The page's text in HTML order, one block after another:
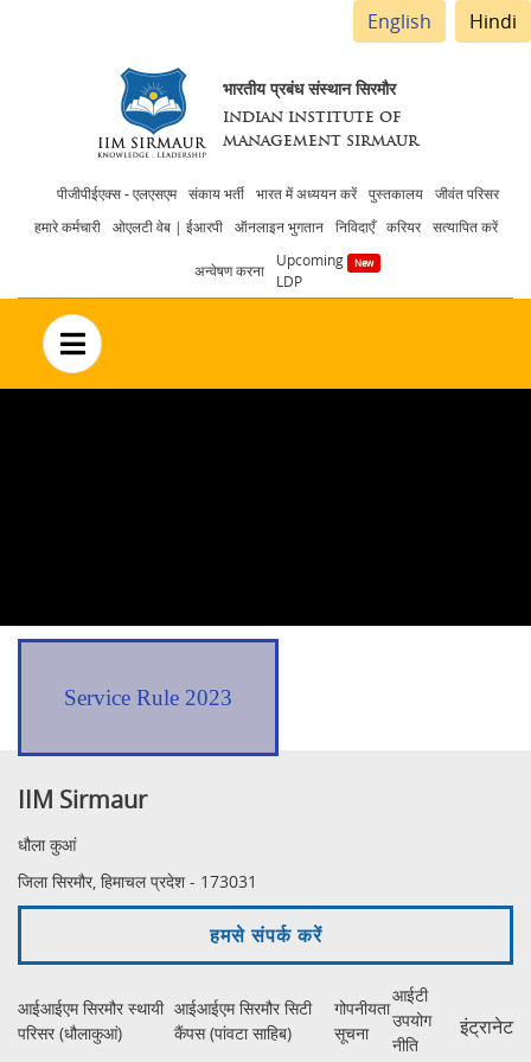
English Hindi
भारतीय प्रबंध संस्थान सिरमौर
INDIAN INSTITUTE OF
MANAGEMENT SIRMAUR
Header
menu
पीजीपीईएक्स - एलएसएम संकाय भर्ती भारत में अध्ययन करें पुस्तकालय
जीवंत परिसर
हमारे कर्मचारी
ओएलटी वेब | ईआरपी ऑनलाइन भुगतान निविदाएँ करियर सत्यापित करें
अन्वेषण करना
Upcoming
LDP
no text
Service Rule 2023
IIM Sirmaur
धौला कुआं
जिला सिरमौर, हिमाचल प्रदेश - 173031
हमसे संपर्क करें
आईआईएम सिरमौर स्थायी
परिसर (धौलाकुआं)
आईआईएम सिरमौर सिटी
कैंपस (पांवटा साहिब)
गोपनीयता
सूचना
आईटी
उपयोग
नीति
इंट्रानेट